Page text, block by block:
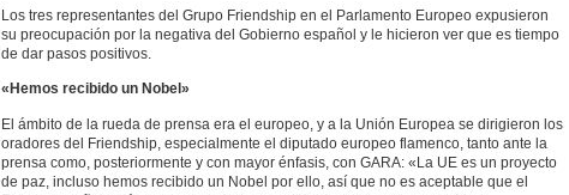
Los tres representantes del Grupo Friendship en el Parlamento Europeo expusieron
su preocupación por la negativa del Gobierno español y le hicieron ver que es tiempo
de dar pasos positivos.
«Hemos recibido un Nobel»
El ámbito de la rueda de prensa era el europeo, y a la Unión Europea se dirigieron los
oradores del Friendship, especialmente el diputado europeo flamenco, tanto ante la
prensa como, posteriormente y con mayor énfasis, con GARA: «La UE es un proyecto
de paz, incluso hemos recibido un Nobel por ello, así que no es aceptable que el